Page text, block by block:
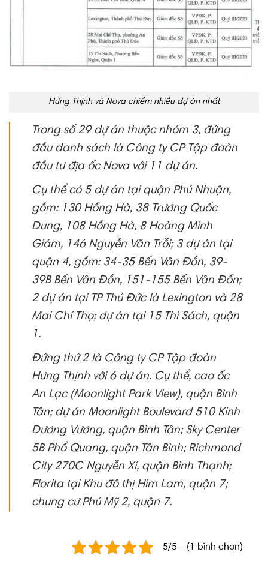
Hưng Thịnh và Nova chiếm nhiều dự án nhất
Trong số 29 dự án thuộc nhóm 3, đứng
đầu danh sách là Công ty CP Tập đoàn
đầu tư địa ốc Nova với 11 dự án.
Cụ thể có 5 dự án tại quận Phú Nhuận,
gồm: 130 Hồng Hà, 38 Trương Quốc
Dung, 108 Hồng Hà, 8 Hoàng Minh
Giám, 146 Nguyễn Văn Trỗi; 3 dự án tại
quận 4, gồm: 34-35 Bến Vân Đồn, 39-
39B Bến Vân Đồn, 151-155 Bến Vân Đồn;
2 dự án tại TP Thủ Đức là Lexington và 28
Mai Chí Thọ; dự án tại 15 Thi Sách, quận
1.
Đứng thứ 2 là Công ty CP Tập đoàn
Hưng Thịnh với 6 dự án. Cụ thể, cao ốc
An Lạc (Moonlight Park View), quận Bình
Tân; dự án Moonlight Boulevard 510 Kinh
Dương Vương, quận Bình Tân; Sky Center
5B Phổ Quang, quận Tân Bình; Richmond
City 270C Nguyễn Xí, quận Bình Thạnh;
Florita tại Khu đô thị Him Lam, quận 7;
chung cư Phú Mỹ 2, quận 7.
5/5 - (1 bình chọn)